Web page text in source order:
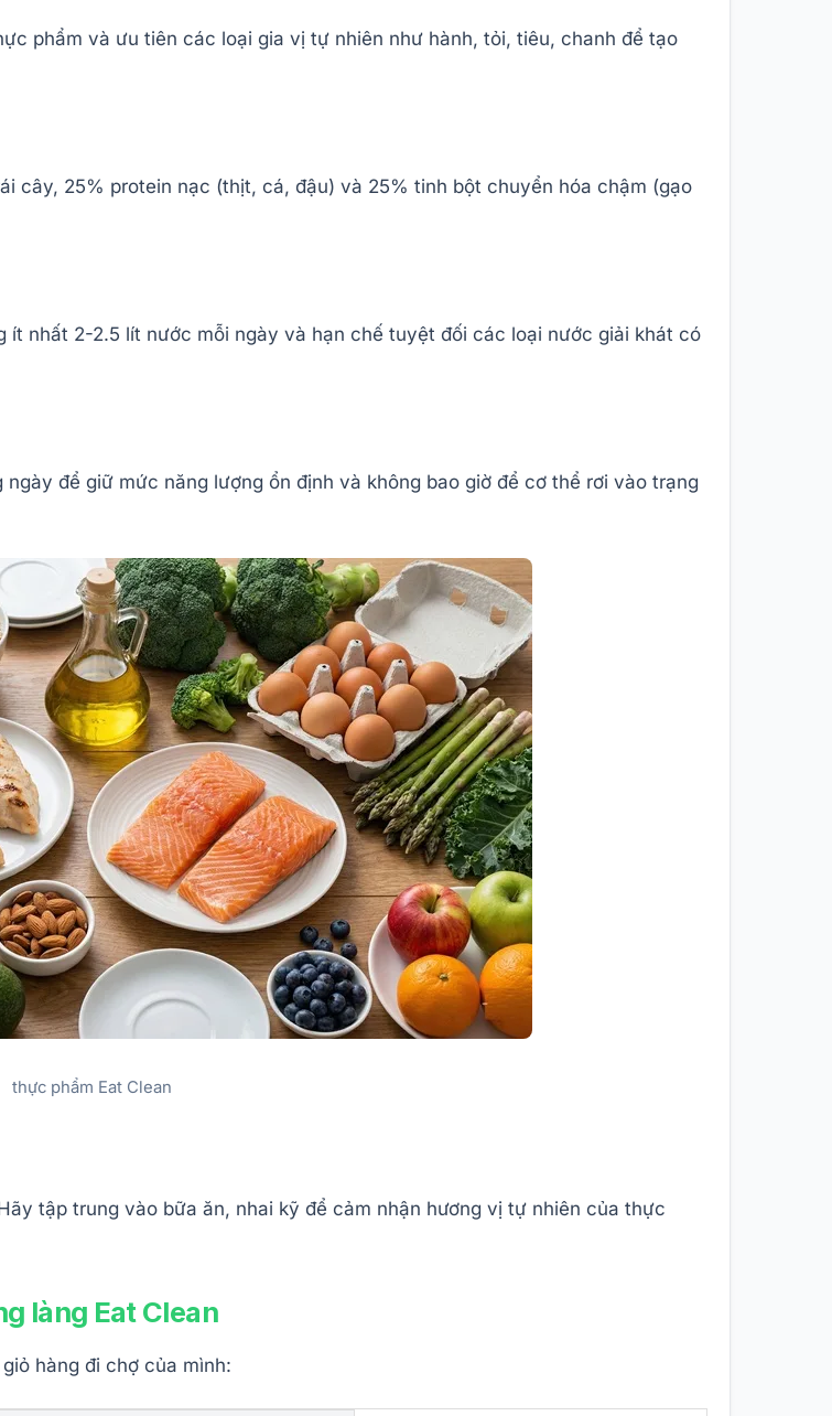
phẩm và ưu tiên các loại gia vị tự nhiên như hành, tỏi, tiêu, chanh để tạo
cây, 25% protein nạc (thịt, cá, đậu) và 25% tinh bột chuyển hóa chậm (gạo
nhất 2-2.5 lít nước mỗi ngày và hạn chế tuyệt đối các loại nước giải khát có
để giữ mức năng lượng ổn định và không bao giờ để cơ thể rơi vào trạng
thực phẩm Eat Clean
tập trung vào bữa ăn, nhai kỹ để cảm nhận hương vị tự nhiên của thực
làng Eat Clean
hàng đi chợ của mình: